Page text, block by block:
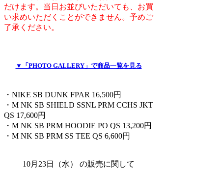
だけます。当日お並びいただいても、お買
い求めいただくことができません。予めご
了承ください。
▼「PHOTO GALLERY」で商品一覧を見る
・NIKE SB DUNK FPAR 16,500円
・M NK SB SHIELD SSNL PRM CCHS JKT
QS 17,600円
・M NK SB PRM HOODIE PO QS 13,200円
・M NK SB PRM SS TEE QS 6,600円
10月23日（水） の販売に関して